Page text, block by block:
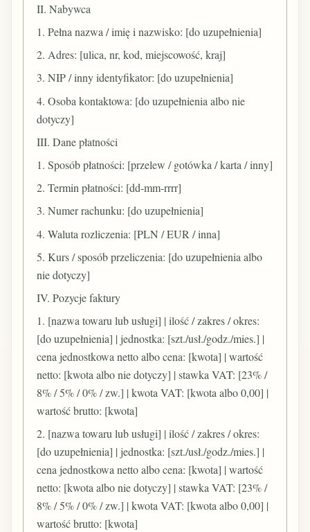
II. Nabywca
1. Pełna nazwa / imię i nazwisko: [do uzupełnienia]
2. Adres: [ulica, nr, kod, miejscowość, kraj]
3. NIP / inny identyfikator: [do uzupełnienia]
4. Osoba kontaktowa: [do uzupełnienia albo nie
dotyczy]
III. Dane płatności
1. Sposób płatności: [przelew / gotówka / karta / inny]
2. Termin płatności: [dd-mm-rrrr]
3. Numer rachunku: [do uzupełnienia]
4. Waluta rozliczenia: [PLN / EUR / inna]
5. Kurs / sposób przeliczenia: [do uzupełnienia albo
nie dotyczy]
IV. Pozycje faktury
1. [nazwa towaru lub usługi] | ilość / zakres / okres:
[do uzupełnienia] | jednostka: [szt./usł./godz./mies.] |
cena jednostkowa netto albo cena: [kwota] | wartość
netto: [kwota albo nie dotyczy] | stawka VAT: [23% /
8% / 5% / 0% / zw.] | kwota VAT: [kwota albo 0,00] |
wartość brutto: [kwota]
2. [nazwa towaru lub usługi] | ilość / zakres / okres:
[do uzupełnienia] | jednostka: [szt./usł./godz./mies.] |
cena jednostkowa netto albo cena: [kwota] | wartość
netto: [kwota albo nie dotyczy] | stawka VAT: [23% /
8% / 5% / 0% / zw.] | kwota VAT: [kwota albo 0,00] |
wartość brutto: [kwota]